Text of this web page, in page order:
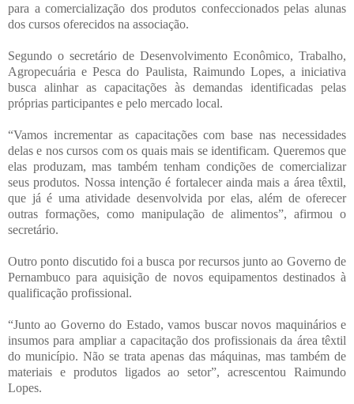
para a comercialização dos produtos confeccionados pelas alunas
dos cursos oferecidos na associação.
Segundo o secretário de Desenvolvimento Econômico, Trabalho,
Agropecuária e Pesca do Paulista, Raimundo Lopes, a iniciativa
busca alinhar as capacitações às demandas identificadas pelas
próprias participantes e pelo mercado local.
“Vamos incrementar as capacitações com base nas necessidades
delas e nos cursos com os quais mais se identificam. Queremos que
elas produzam, mas também tenham condições de comercializar
seus produtos. Nossa intenção é fortalecer ainda mais a área têxtil,
que já é uma atividade desenvolvida por elas, além de oferecer
outras formações, como manipulação de alimentos”, afirmou o
secretário.
Outro ponto discutido foi a busca por recursos junto ao Governo de
Pernambuco para aquisição de novos equipamentos destinados à
qualificação profissional.
“Junto ao Governo do Estado, vamos buscar novos maquinários e
insumos para ampliar a capacitação dos profissionais da área têxtil
do município. Não se trata apenas das máquinas, mas também de
materiais e produtos ligados ao setor”, acrescentou Raimundo
Lopes.